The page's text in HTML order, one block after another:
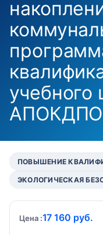
учебного
АПОКДПО
ПОВЫШЕНИЕ
ЭКОЛОГИЧЕСКАЯ
Цена 17 160 руб.